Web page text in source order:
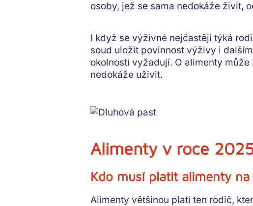
osoby, jež se sama nedokáže živit,
I když se výživné nejčastěji týká
soud uložit povinnost výživy i
okolnosti vyžadují. O alimenty
nedokáže uživit.
Alimenty v roce
Kdo musí platit alimenty na
Alimenty většinou platí ten rodič,